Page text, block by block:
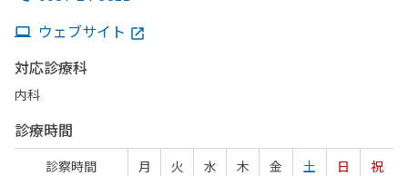
ウェブサイト
対応診療科
内科
診療時間
診察時間 月 火 水 木 金 土 日
祝